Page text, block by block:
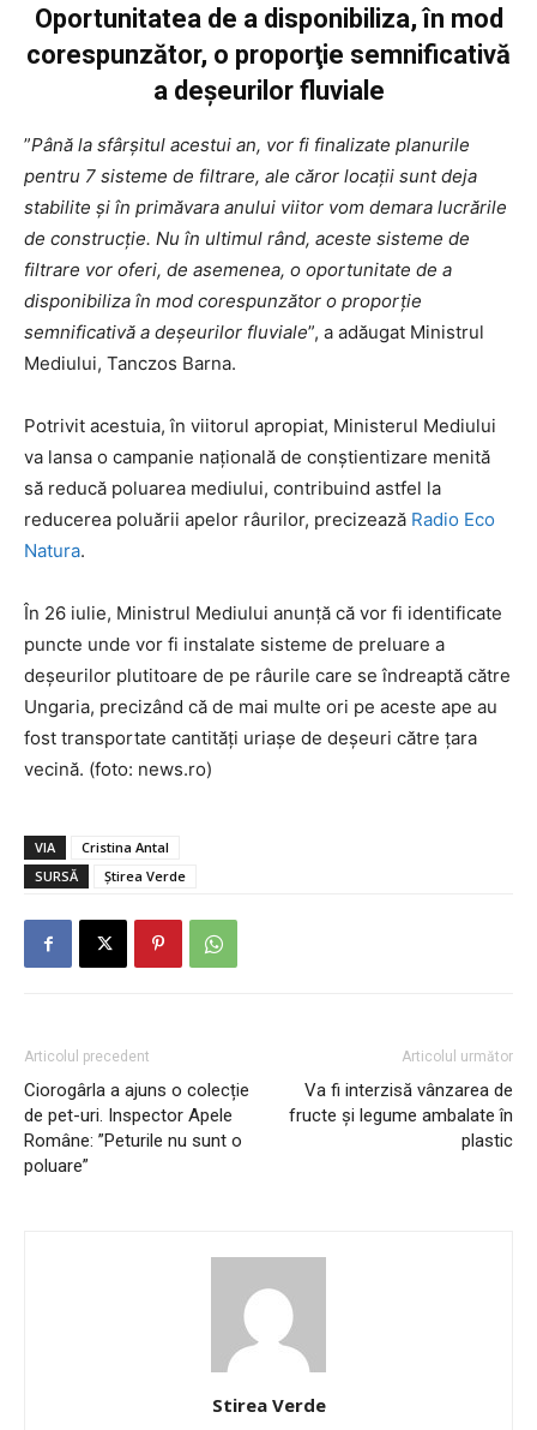
Oportunitatea de a disponibiliza, în mod
corespunzător, o proporţie semnificativă
a deşeurilor fluviale
”Până la sfârşitul acestui an, vor fi finalizate planurile
pentru 7 sisteme de filtrare, ale căror locaţii sunt deja
stabilite şi în primăvara anului viitor vom demara lucrările
de construcţie. Nu în ultimul rând, aceste sisteme de
filtrare vor oferi, de asemenea, o oportunitate de a
disponibiliza în mod corespunzător o proporţie
semnificativă a deşeurilor fluviale”, a adăugat Ministrul
Mediului, Tanczos Barna.
Potrivit acestuia, în viitorul apropiat, Ministerul Mediului
va lansa o campanie naţională de conştientizare menită
să reducă poluarea mediului, contribuind astfel la
reducerea poluării apelor râurilor, precizează Radio Eco
Natura.
În 26 iulie, Ministrul Mediului anunță că vor fi identificate
puncte unde vor fi instalate sisteme de preluare a
deşeurilor plutitoare de pe râurile care se îndreaptă către
Ungaria, precizând că de mai multe ori pe aceste ape au
fost transportate cantităţi uriaşe de deşeuri către ţara
vecină. (foto: news.ro)
VIA
Cristina Antal
SURSĂ
Știrea Verde
Articolul precedent
Ciorogârla a ajuns o colecție
de pet-uri. Inspector Apele
Române: ”Peturile nu sunt o
poluare”
Articolul următor
Va fi interzisă vânzarea de
fructe și legume ambalate în
plastic
Stirea Verde